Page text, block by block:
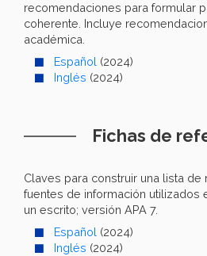
recomendaciones para formular
coherente. Incluye
académica.
Español (2024)
Inglés (2024)
Fichas de
Claves para construir una lista de
fuentes de información utilizados
un escrito; versión APA 7.
Español (2024)
Inglés (2024)